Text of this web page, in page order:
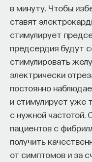
в минуту. Чтобы
ставят
стимулирует
предсердия будут
стимулировать
электрически
постоянно
и стимулирует уже
с нужной частотой.
пациентов с
получить
от симптомов и за